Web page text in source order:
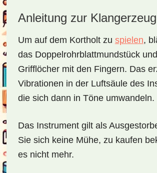
Anleitung zur
Um auf dem Kortholt zu spielen,
das Doppelrohrblattmundstück
Grifflöcher mit den Fingern. Das
Vibrationen in der Luftsäule des
die sich dann in Töne umwandeln.
Das Instrument gilt als
Sie sich keine Mühe, zu kaufen
es nicht mehr.